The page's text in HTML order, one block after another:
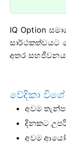
IQ Option
සාර්ථකත්වයට
අතර සහජීවනය
වේදිකා
අවම
දිනකට
අවම